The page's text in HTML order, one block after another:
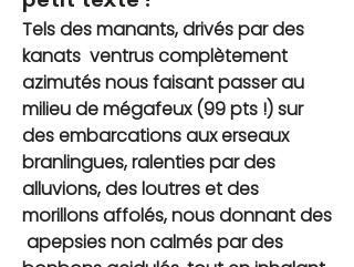
Tels des manants, drivés par des
kanats  ventrus complètement
azimutés nous faisant passer au
milieu de mégafeux (99 pts !) sur
des embarcations aux erseaux
branlingues, ralenties par des
alluvions, des loutres et des
morillons affolés, nous donnant des
apepsies non calmés par des